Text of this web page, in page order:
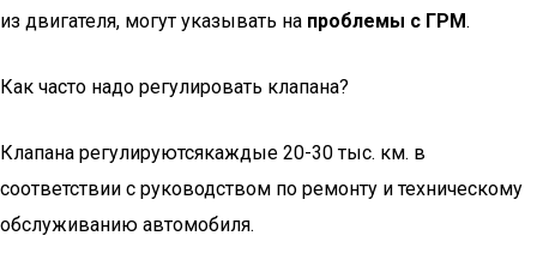
из двигателя, могут указывать на проблемы с ГРМ.
Как часто надо регулировать клапана?
Клапана регулируютсякаждые 20-30 тыс. км. в
соответствии с руководством по ремонту и техническому
обслуживанию автомобиля.